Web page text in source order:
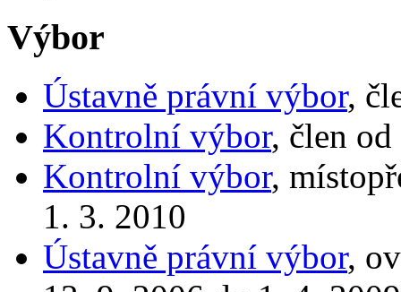
Výbor
Ústavně právní výbor,
Kontrolní výbor, člen
Kontrolní výbor,
1. 3. 2010
Ústavně právní výbor,